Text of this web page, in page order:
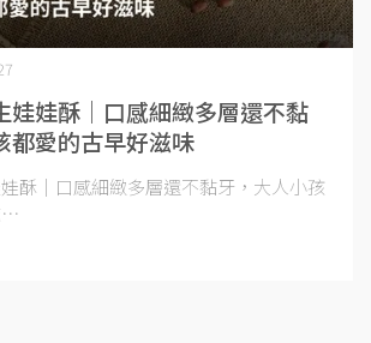
娃娃酥｜口感細緻多層還不黏
都愛的古早好滋味
酥｜口感細緻多層還不黏牙，大人小孩
⋯